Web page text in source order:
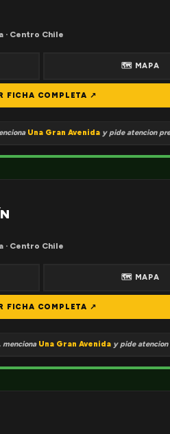
· Centro Chile
🗺 MAPA
FICHA COMPLETA ↗
Una Gran Avenida y pide atencion
· Centro Chile
🗺 MAPA
FICHA COMPLETA ↗
menciona Una Gran Avenida y pide atencion